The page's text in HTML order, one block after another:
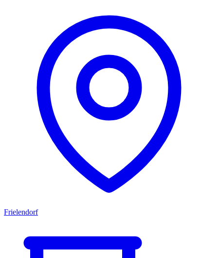
Frielendorf